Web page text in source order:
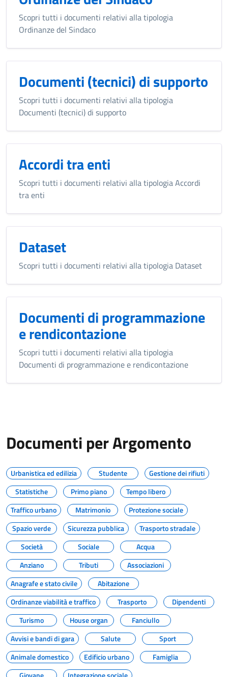
Scopri tutti i documenti relativi alla tipologia
Ordinanze del Sindaco
Documenti (tecnici) di supporto
Scopri tutti i documenti relativi alla tipologia
Documenti (tecnici) di supporto
Accordi tra enti
Scopri tutti i documenti relativi alla tipologia Accordi
tra enti
Dataset
Scopri tutti i documenti relativi alla tipologia Dataset
Documenti di programmazione
e rendicontazione
Scopri tutti i documenti relativi alla tipologia
Documenti di programmazione e rendicontazione
Documenti per Argomento
Urbanistica ed edilizia Studente
Gestione dei rifiuti
Statistiche
Primo piano
Tempo libero
Traffico urbano
Matrimonio
Protezione sociale
Spazio verde
Sicurezza pubblica
Trasporto stradale
Società
Sociale
Acqua
Anziano
Tributi
Associazioni
Anagrafe e stato civile
Abitazione
Ordinanze viabilità e traffico
Trasporto
Dipendenti
Turismo
House organ
Fanciullo
Avvisi e bandi di gara
Salute
Sport
Animale domestico
Edificio urbano
Famiglia